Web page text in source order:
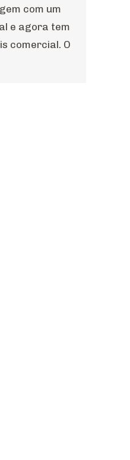
com um
e agora tem
comercial. O